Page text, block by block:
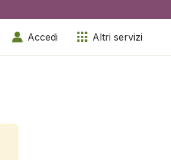
Accedi Altri servizi